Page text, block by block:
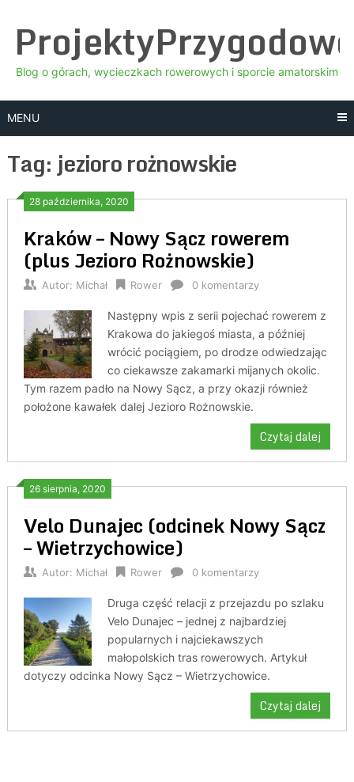
content
Blog o górach, wycieczkach rowerowych i sporcie amatorskim
MENU
Tag: jezioro rożnowskie
28 października, 2020
Kraków – Nowy Sącz rowerem
(plus Jezioro Rożnowskie)
Autor: Michał Rower 0 komentarzy
Następny wpis z serii pojechać rowerem z
Krakowa do jakiegoś miasta, a później
wrócić pociągiem, po drodze odwiedzając
co ciekawsze zakamarki mijanych okolic.
Tym razem padło na Nowy Sącz, a przy okazji również
położone kawałek dalej Jezioro Rożnowskie.
Czytaj dalej
26 sierpnia, 2020
Velo Dunajec (odcinek Nowy Sącz
– Wietrzychowice)
Autor: Michał Rower 0 komentarzy
Druga część relacji z przejazdu po szlaku
Velo Dunajec – jednej z najbardziej
popularnych i najciekawszych
małopolskich tras rowerowych. Artykuł
dotyczy odcinka Nowy Sącz – Wietrzychowice.
Czytaj dalej